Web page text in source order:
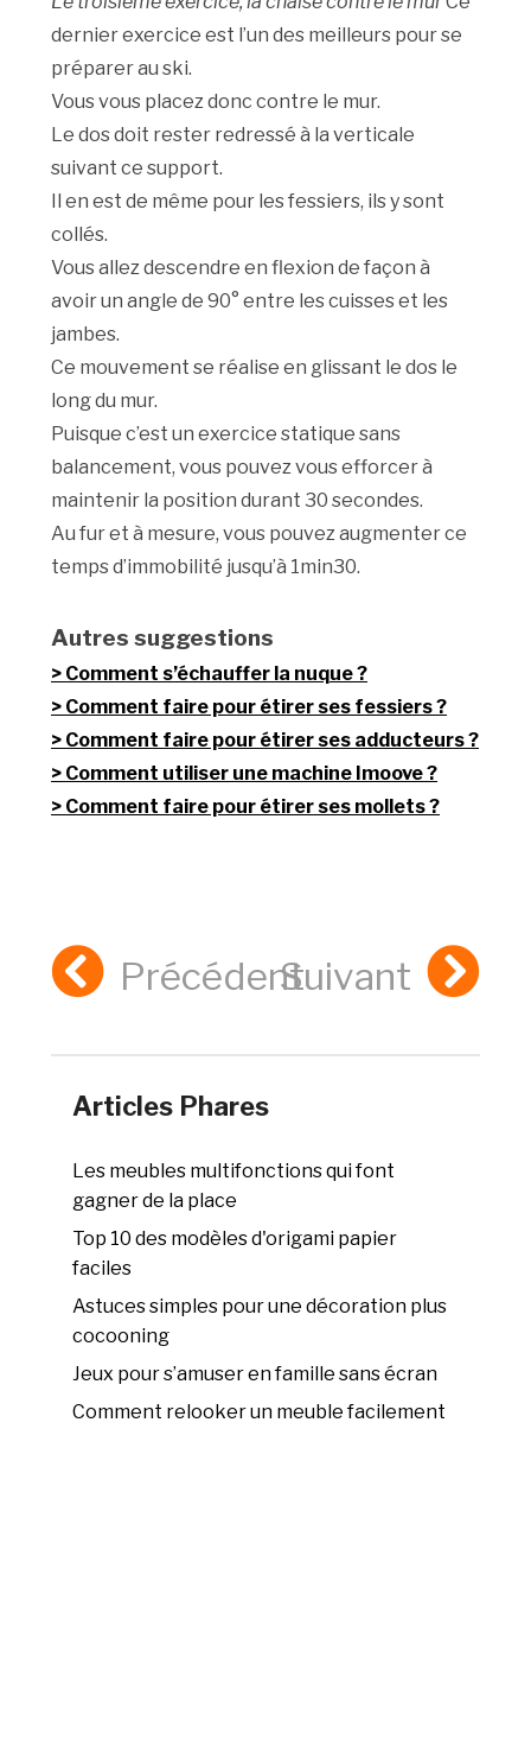
dernier exercice est l’un des meilleurs pour se
préparer au ski.
Vous vous placez donc contre le mur.
Le dos doit rester redressé à la verticale
suivant ce support.
Il en est de même pour les fessiers, ils y sont
collés.
Vous allez descendre en flexion de façon à
avoir un angle de 90° entre les cuisses et les
jambes.
Ce mouvement se réalise en glissant le dos le
long du mur.
Puisque c’est un exercice statique sans
balancement, vous pouvez vous efforcer à
maintenir la position durant 30 secondes.
Au fur et à mesure, vous pouvez augmenter ce
temps d’immobilité jusqu’à 1min30.
Autres suggestions
Comment s’échauffer la nuque ?
Comment faire pour étirer ses fessiers ?
Comment faire pour étirer ses adducteurs ?
Comment utiliser une machine Imoove ?
Comment faire pour étirer ses mollets ?
PrécédentSuivant
Articles Phares
Les meubles multifonctions qui font
gagner de la place
Top 10 des modèles d'origami papier
faciles
Astuces simples pour une décoration plus
cocooning
Jeux pour s’amuser en famille sans écran
Comment relooker un meuble facilement